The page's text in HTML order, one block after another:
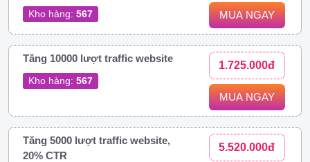
Kho hàng: 567 MUA NGAY
Tăng 10000 lượt traffic website
Kho hàng: 567
1.725.000đ
MUA NGAY
Tăng 5000 lượt traffic website,
20% CTR
5.520.000đ